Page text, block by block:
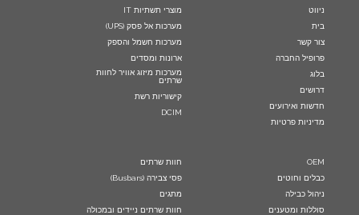
ניווט
בית
צור קשר
פרופיל החברה
בלוג
דרושים
חדשות ואירועים
מדיניות פרטיות
מוצרי תשתיות IT
מערכות אל פסק (UPS)
מערכות חשמל והספק
ארונות ומסדים
מערכות מיזוג אוויר לחוות
שרתים
קישוריות רשת
DCIM
OEM
כבלים וחוטים
ניהול כבילה
סוללות ומטענים
חוות שרתים
פסי צבירה (Busbars)
מתגים
חוות שרתים ניידים ובמכולה